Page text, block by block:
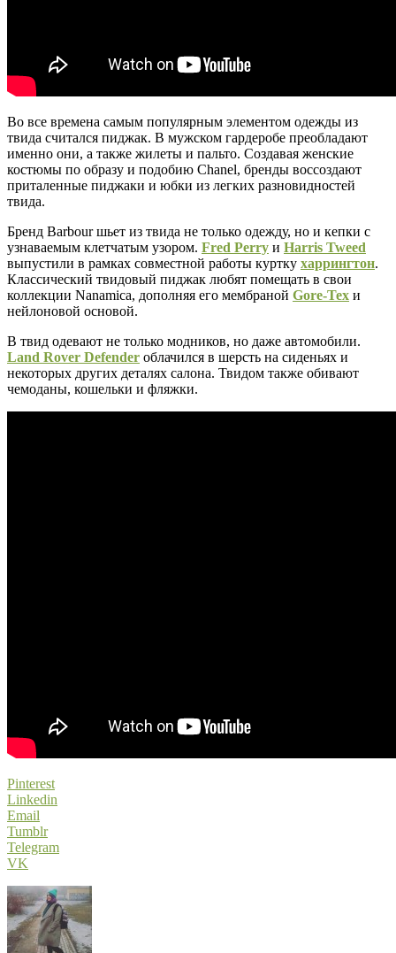
Во все времена самым популярным элементом одежды из
твида считался пиджак. В мужском гардеробе преобладают
именно они, а также жилеты и пальто. Создавая женские
костюмы по образу и подобию Chanel, бренды воссоздают
приталенные пиджаки и юбки из легких разновидностей
твида.
Бренд Barbour шьет из твида не только одежду, но и кепки с
узнаваемым клетчатым узором. Fred Perry и Harris Tweed
выпустили в рамках совместной работы куртку харрингтон.
Классический твидовый пиджак любят помещать в свои
коллекции Nanamica, дополняя его мембраной Gore-Tex и
нейлоновой основой.
В твид одевают не только модников, но даже автомобили.
Land Rover Defender облачился в шерсть на сиденьях и
некоторых других деталях салона. Твидом также обивают
чемоданы, кошельки и фляжки.
Pinterest
Linkedin
Email
Tumblr
Telegram
VK